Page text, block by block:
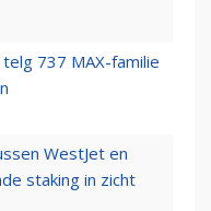
737 MAX-familie
WestJet en
staking in zicht